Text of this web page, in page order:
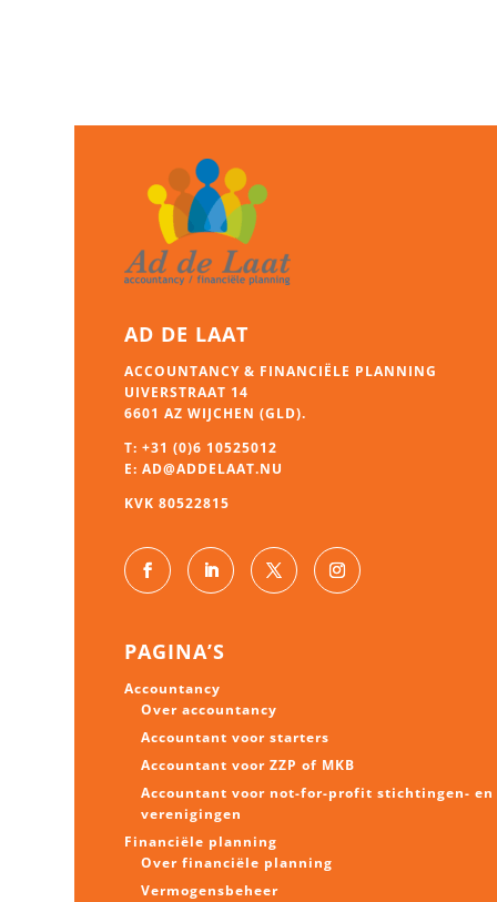
AD DE LAAT
ACCOUNTANCY & FINANCIËLE PLANNING
UIVERSTRAAT 14
6601 AZ WIJCHEN (GLD).
T: +31 (0)6 10525012
E: AD@ADDELAAT.NU
KVK 80522815
PAGINA’S
Accountancy
Over accountancy
Accountant voor starters
Accountant voor ZZP of MKB
Accountant voor not-for-profit stichtingen- en
verenigingen
Financiële planning
Over financiële planning
Vermogensbeheer